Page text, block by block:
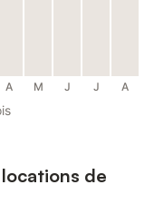
A M J J A
de